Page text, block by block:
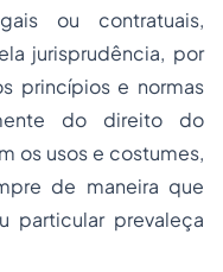
ou contratuais,
jurisprudência, por
princípios e normas
do direito do
os usos e costumes,
de maneira que
particular prevaleça